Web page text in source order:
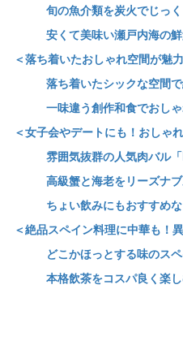
旬の魚介類を炭火でじっ
安くて美味い瀬戸内海の
＜落ち着いたおしゃれ空間が魅
落ち着いたシックな空間
一味違う創作和食でおし
＜女子会やデートにも！おしゃ
雰囲気抜群の人気肉バル
高級蟹と海老をリーズナ
ちょい飲みにもおすすめ
＜絶品スペイン料理に中華も！
どこかほっとする味のス
本格飲茶をコスパ良く楽